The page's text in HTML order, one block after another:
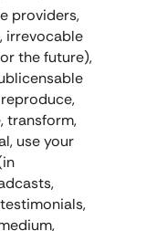
providers,
irrevocable
the future),
transform,
use your